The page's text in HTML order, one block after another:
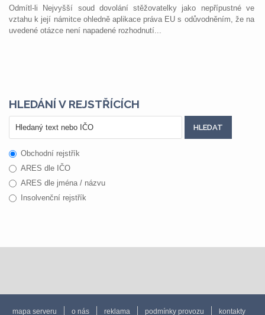
Odmítl-li Nejvyšší soud dovolání stěžovatelky jako nepřípustné ve
vztahu k její námitce ohledně aplikace práva EU s odůvodněním, že na
uvedené otázce není napadené rozhodnutí...
HLEDÁNÍ V REJSTŘÍCÍCH
Obchodní rejstřík
ARES dle IČO
ARES dle jména / názvu
Insolvenční rejstřík
mapa serveru o nás reklama podmínky provozu kontakty